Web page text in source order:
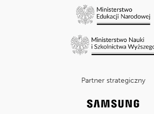
Partner strategiczny